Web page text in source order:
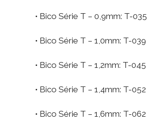
• Bico Série T – 0,9mm: T-035
• Bico Série T – 1,0mm: T-039
• Bico Série T – 1,2mm: T-045
• Bico Série T – 1,4mm: T-052
• Bico Série T – 1,6mm: T-062